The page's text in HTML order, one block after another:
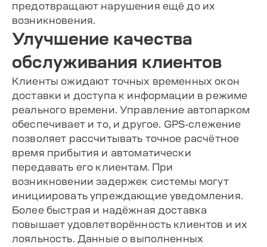
предотвращают нарушения ещё до их
возникновения.
Улучшение качества
обслуживания клиентов
Клиенты ожидают точных временных окон
доставки и доступа к информации в режиме
реального времени. Управление автопарком
обеспечивает и то, и другое. GPS-слежение
позволяет рассчитывать точное расчётное
время прибытия и автоматически
передавать его клиентам. При
возникновении задержек системы могут
инициировать упреждающие уведомления.
Более быстрая и надёжная доставка
повышает удовлетворённость клиентов и их
лояльность. Данные о выполненных